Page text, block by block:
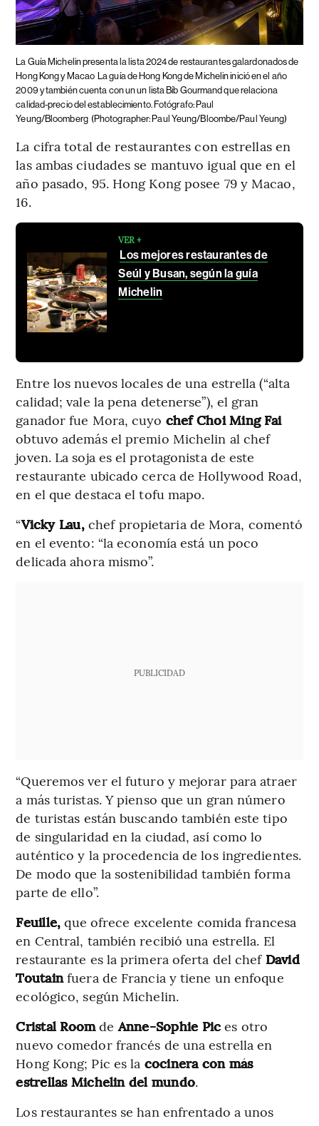
La Guía Michelin presenta la lista 2024 de restaurantes galardonados de
Hong Kong y Macao La guía de Hong Kong de Michelin inició en el año
2009 y también cuenta con un un lista Bib Gourmand que relaciona
calidad-precio del establecimiento. Fotógrafo: Paul
Yeung/Bloomberg (Photographer: Paul Yeung/Bloombe/Paul Yeung)
La cifra total de restaurantes con estrellas en
las ambas ciudades se mantuvo igual que en el
año pasado, 95. Hong Kong posee 79 y Macao,
16.
VER +
Los mejores restaurantes de
Seúl y Busan, según la guía
Michelin
Entre los nuevos locales de una estrella (“alta
calidad; vale la pena detenerse”), el gran
ganador fue Mora, cuyo chef Choi Ming Fai
obtuvo además el premio Michelin al chef
joven. La soja es el protagonista de este
restaurante ubicado cerca de Hollywood Road,
en el que destaca el tofu mapo.
“Vicky Lau,chef propietaria de Mora, comentó
en el evento: “la economía está un poco
delicada ahora mismo”.
PUBLICIDAD
“Queremos ver el futuro y mejorar para atraer
a más turistas. Y pienso que un gran número
de turistas están buscando también este tipo
de singularidad en la ciudad, así como lo
auténtico y la procedencia de los ingredientes.
De modo que la sostenibilidad también forma
parte de ello”.
Feuille, que ofrece excelente comida francesa
en Central, también recibió una estrella. El
restaurante es la primera oferta del chef David
Toutainfuera de Francia y tiene un enfoque
ecológico, según Michelin.
Cristal RoomdeAnne-Sophie Pic es otro
nuevo comedor francés de una estrella en
Hong Kong; Pic es la cocinera con más
estrellas Michelin del mundo.
Los restaurantes se han enfrentado a unos